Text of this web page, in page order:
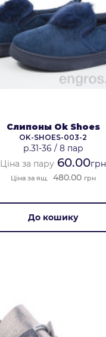
Слипоны Ok Shoes
OK-SHOES-003-2
р.31-36 / 8 пар
Ціна за пару 60.00грн
Ціна за ящ. 480.00 грн
До кошику